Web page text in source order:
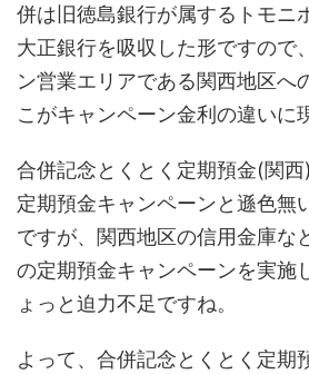
併は旧徳島銀行が属するトモニ
大正銀行を吸収した形ですので
ン営業エリアである関西地区へ
こがキャンペーン金利の違いに
合併記念とくとく定期預金(関
定期預金キャンペーンと遜色無
ですが、関西地区の信用金庫な
の定期預金キャンペーンを実施
ょっと迫力不足ですね。
よって、合併記念とくとく定期